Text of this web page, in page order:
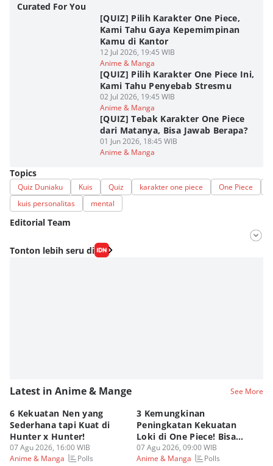
Curated For You
[QUIZ] Pilih Karakter One Piece,
Kami Tahu Gaya Kepemimpinan
Kamu di Kantor
12 Jul 2026, 19:45 WIB
Anime & Manga
[QUIZ] Pilih Karakter One Piece Ini,
Kami Tahu Penyebab Stresmu
02 Jul 2026, 19:45 WIB
Anime & Manga
[QUIZ] Tebak Karakter One Piece
dari Matanya, Bisa Jawab Berapa?
01 Jun 2026, 18:45 WIB
Anime & Manga
Topics
Quiz Duniaku Kuis Quiz karakter one piece One Piece
kuis personalitas
mental
Editorial Team
Editor
Tonton lebih seru di
Latest in Anime & Mange See More
6 Kekuatan Nen yang
Sederhana tapi Kuat di
Hunter x Hunter!
07 Agu 2026, 16:00 WIB
Anime & Manga
Polls
3 Kemungkinan
Peningkatan Kekuatan
Loki di One Piece! Bisa
Lebih OP?
07 Agu 2026, 09:00 WIB
Anime & Manga
Polls